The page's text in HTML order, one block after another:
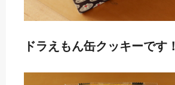
ドラえもん缶クッキーです！